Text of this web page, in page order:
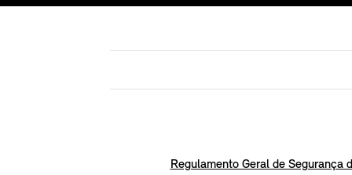
Regulamento Geral de Segurança